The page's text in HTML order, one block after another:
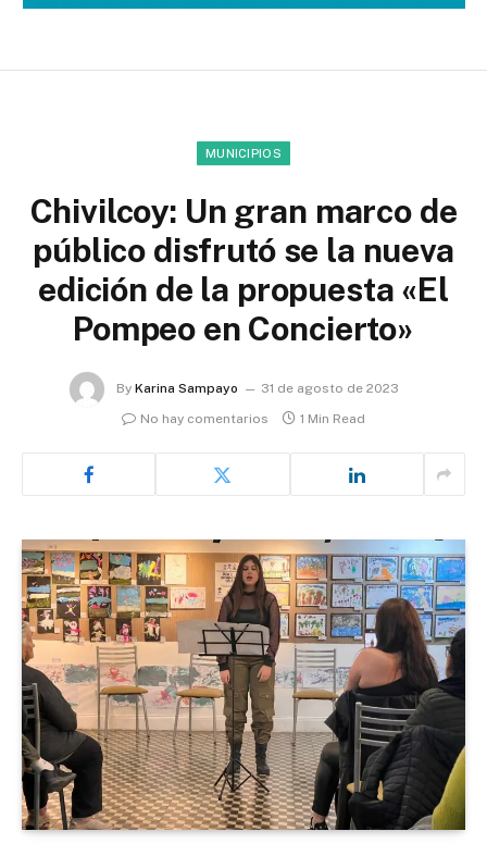
MUNICIPIOS
Chivilcoy: Un gran marco de
público disfrutó se la nueva
edición de la propuesta «El
Pompeo en Concierto»
By Karina Sampayo
31 de agosto de 2023
No hay comentarios
1 Min Read